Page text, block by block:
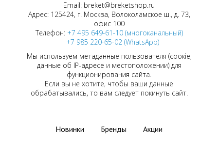
Email: breket@breketshop.ru
Адрес: 125424, г. Москва, Волоколамское ш., д. 73,
офис 100
Телефон: +7 495 649-61-10 (многоканальный)
+7 985 220-65-02 (WhatsApp)
Мы используем метаданные пользователя (соокіе,
данные об IP-адресе и местоположении) для
функционирования сайта.
Если вы не хотите, чтобы ваши данные
обрабатывались, то вам следует покинуть сайт.
Новинки Бренды
Акции